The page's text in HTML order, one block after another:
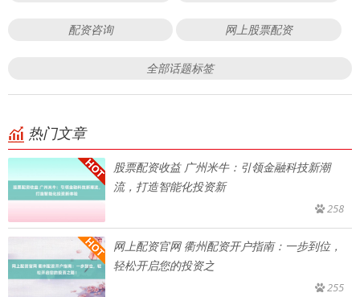
配资咨询 网上股票配资
全部话题标签
热门文章
股票配资收益 广州米牛：引领金融科技新潮
流，打造智能化投资新
258
网上配资官网 衢州配资开户指南：一步到位，
轻松开启您的投资之
255